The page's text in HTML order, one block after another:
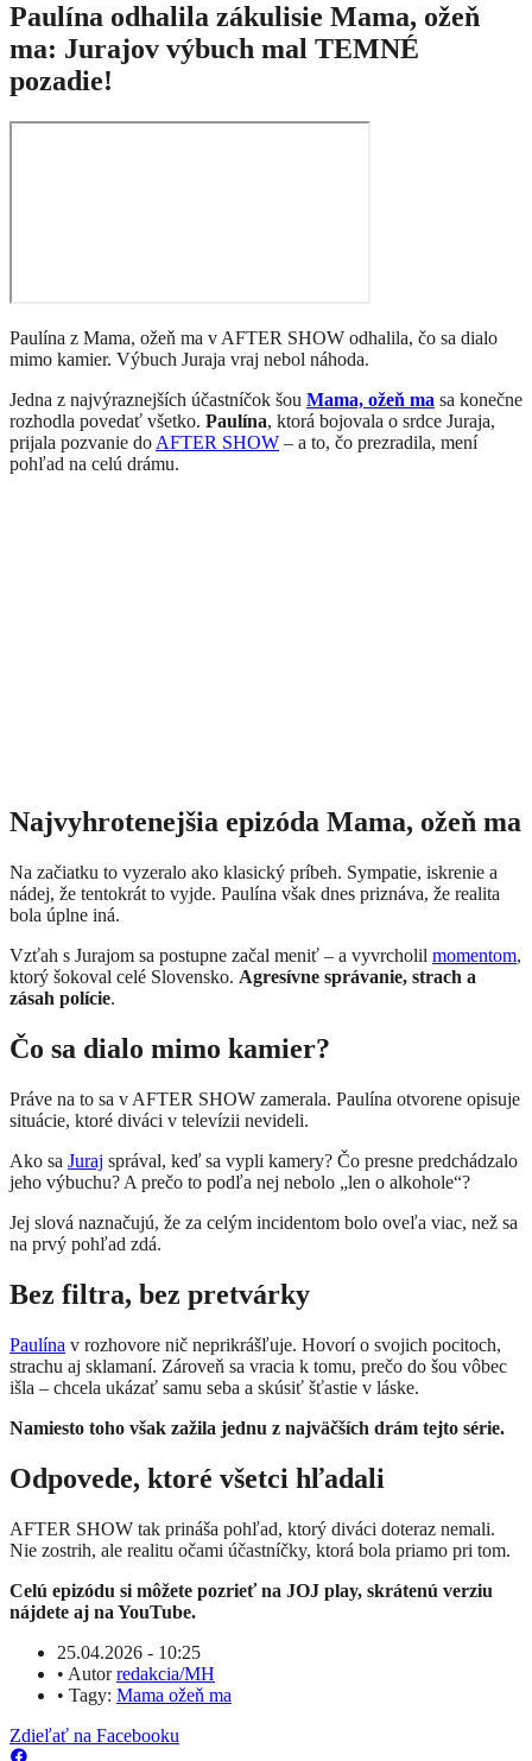
Paulína odhalila zákulisie Mama, ožeň
ma: Jurajov výbuch mal TEMNÉ
pozadie!
Paulína z Mama, ožeň ma v AFTER SHOW odhalila, čo sa dialo
mimo kamier. Výbuch Juraja vraj nebol náhoda.
Jedna z najvýraznejších účastníčok šou Mama, ožeň ma sa konečne
rozhodla povedať všetko. Paulína, ktorá bojovala o srdce Juraja,
prijala pozvanie do AFTER SHOW – a to, čo prezradila, mení
pohľad na celú drámu.
Najvyhrotenejšia epizóda Mama, ožeň ma
Na začiatku to vyzeralo ako klasický príbeh. Sympatie, iskrenie a
nádej, že tentokrát to vyjde. Paulína však dnes priznáva, že realita
bola úplne iná.
Vzťah s Jurajom sa postupne začal meniť – a vyvrcholil momentom,
ktorý šokoval celé Slovensko. Agresívne správanie, strach a
zásah polície.
Čo sa dialo mimo kamier?
Práve na to sa v AFTER SHOW zamerala. Paulína otvorene opisuje
situácie, ktoré diváci v televízii nevideli.
Ako sa Juraj správal, keď sa vypli kamery? Čo presne predchádzalo
jeho výbuchu? A prečo to podľa nej nebolo „len o alkohole“?
Jej slová naznačujú, že za celým incidentom bolo oveľa viac, než sa
na prvý pohľad zdá.
Bez filtra, bez pretvárky
Paulína v rozhovore nič neprikrášľuje. Hovorí o svojich pocitoch,
strachu aj sklamaní. Zároveň sa vracia k tomu, prečo do šou vôbec
išla – chcela ukázať samu seba a skúsiť šťastie v láske.
Namiesto toho však zažila jednu z najväčších drám tejto série.
Odpovede, ktoré všetci hľadali
AFTER SHOW tak prináša pohľad, ktorý diváci doteraz nemali.
Nie zostrih, ale realitu očami účastníčky, ktorá bola priamo pri tom.
Celú epizódu si môžete pozrieť na JOJ play, skrátenú verziu
nájdete aj na YouTube.
25.04.2026 - 10:25
• Autorredakcia/MH
• Tagy: Mama ožeň ma
Zdieľať na Facebooku